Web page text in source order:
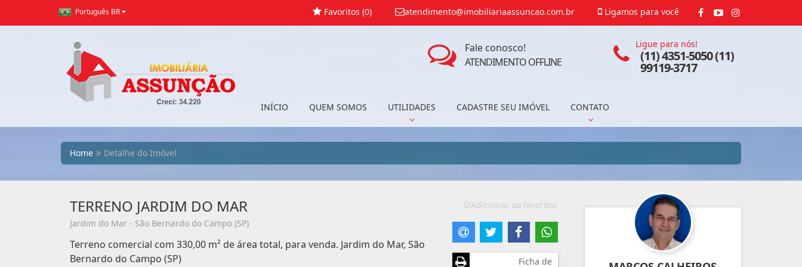
Português BR Ligamos para você
atendimento@imobiliariaassuncao.com.br
Favoritos (0)
INÍCIO QUEM SOMOS UTILIDADES CADASTRE SEU IMÓVEL CONTATO
Ligue para nós!
(11) 4351-5050 (11)
99119-3717
Fale conosco!
ATENDIMENTO OFFLINE
Home Detalhe do Imóvel
TERRENO JARDIM DO MAR
Jardim do Mar - São Bernardo do Campo (SP)
Terreno comercial com 330,00 m² de área total, para venda. Jardim do Mar, São
Bernardo do Campo (SP)
Adicionar ao favoritos
Ficha de